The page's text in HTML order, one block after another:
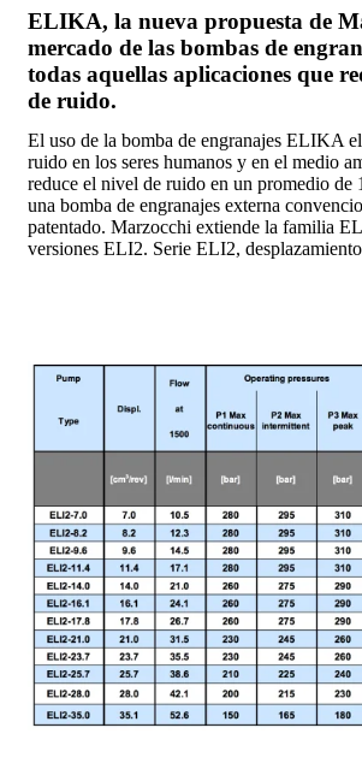
ELIKA, la nueva propuesta de
mercado de las bombas de
todas aquellas aplicaciones que
de ruido.
El uso de la bomba de engranajes ELIKA
ruido en los seres humanos y en el medio
reduce el nivel de ruido en un promedio de
una bomba de engranajes externa
patentado. Marzocchi extiende la familia
versiones ELI2. Serie ELI2,